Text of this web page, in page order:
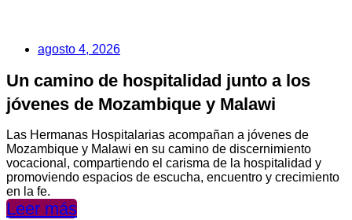
agosto 4, 2026
Un camino de hospitalidad junto a los
jóvenes de Mozambique y Malawi
Las Hermanas Hospitalarias acompañan a jóvenes de
Mozambique y Malawi en su camino de discernimiento
vocacional, compartiendo el carisma de la hospitalidad y
promoviendo espacios de escucha, encuentro y crecimiento
en la fe.
Leer más